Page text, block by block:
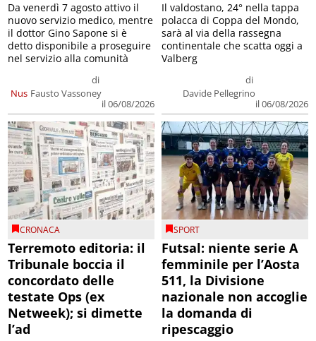
Nus
di
Fausto Vassoney
il 06/08/2026
Da venerdì 7 agosto attivo il
nuovo servizio medico, mentre
il dottor Gino Sapone si è
detto disponibile a proseguire
nel servizio alla comunità
di
Davide Pellegrino
il 06/08/2026
Il valdostano, 24° nella tappa
polacca di Coppa del Mondo,
sarà al via della rassegna
continentale che scatta oggi a
Valberg
CRONACA
Terremoto editoria: il
Tribunale boccia il
concordato delle
testate Ops (ex
Netweek); si dimette
l’ad
SPORT
Futsal: niente serie A
femminile per l’Aosta
511, la Divisione
nazionale non accoglie
la domanda di
ripescaggio